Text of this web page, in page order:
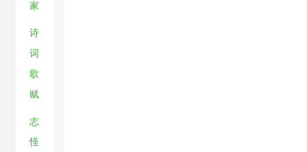
家
诗
词
歌
赋
志
怪